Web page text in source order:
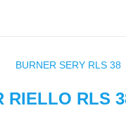
RIELLO RLS